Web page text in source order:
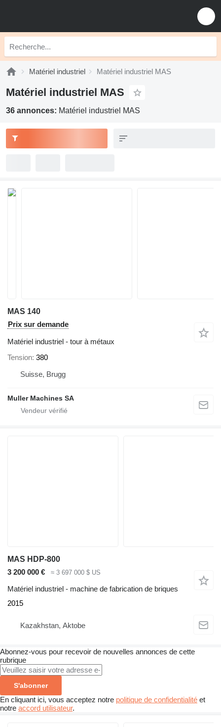
Matériel industriel Matériel industriel MAS
Matériel industriel MAS
36 annonces: Matériel industriel MAS
MAS 140
Prix sur demande
Matériel industriel - tour à métaux
Tension 380
Suisse, Brugg
Muller Machines SA
MAS HDP-800
3 200 000 €
≈ 3 697 000 $ US
Matériel industriel - machine de fabrication de briques
2015
Kazakhstan, Aktobe
Abonnez-vous pour recevoir de nouvelles annonces de cette
rubrique
S'abonner
En cliquant ici, vous acceptez notre politique de confidentialité et
notre accord utilisateur.